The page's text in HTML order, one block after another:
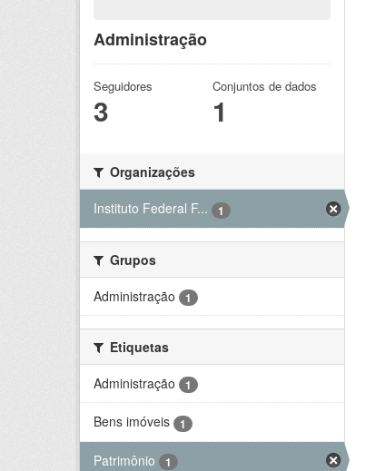
Administração
Seguidores
3
Conjuntos de dados
1
Organizações
Instituto Federal F...
1
Grupos
Administração
1
Etiquetas
Administração
1
Bens imóveis 1
Patrimônio 1